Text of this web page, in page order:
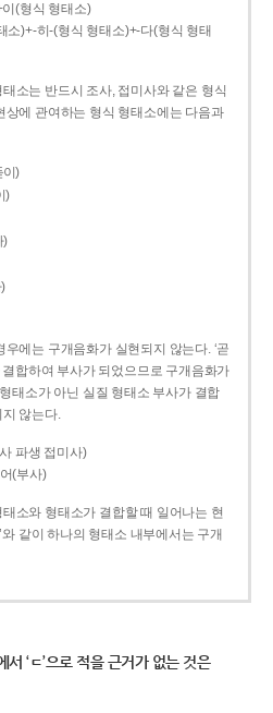
(형식 형태소)
소)+­-히­-(형식 형태소)+-다(형식 형태
소는 반드시 조사, 접미사와 같은 형식
상에 관여하는 형식 형태소에는 다음과
이)
)
)
에는 구개음화가 실현되지 않는다. ‘곧
합하여 부사가 되었으므로 구개음화가
태소가 아닌 실질 형태소 부사가 결합
않는다.
파생 접미사)
(부사)
소와 형태소가 결합할 때 일어나는 현
같이 하나의 형태소 내부에서는 구개
서 ‘ㄷ’으로 적을 근거가 없는 것은